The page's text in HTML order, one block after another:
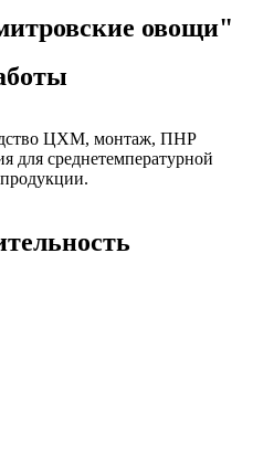
овощи"
ЦХМ, монтаж, ПНР
для среднетемпературной